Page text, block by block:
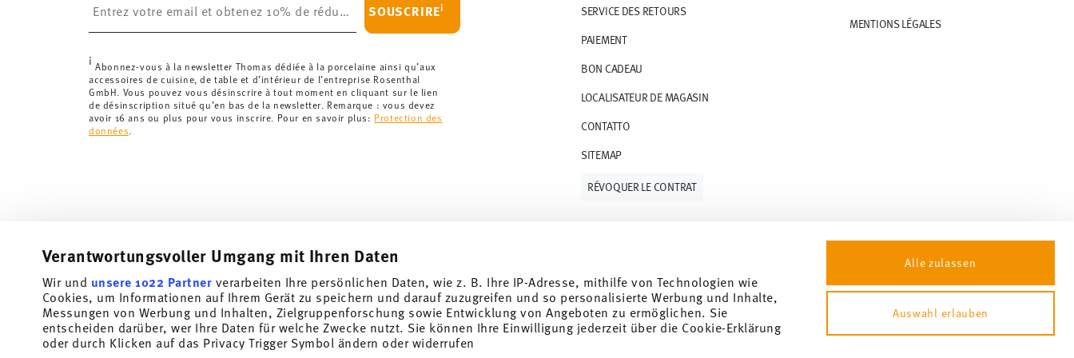
Verantwortungsvoller Umgang mit Ihren Daten
Wir und unsere 1022 Partner verarbeiten Ihre persönlichen Daten, wie z. B. Ihre IP-Adresse, mithilfe von Technologien wie
Cookies, um Informationen auf Ihrem Gerät zu speichern und darauf zuzugreifen und so personalisierte Werbung und Inhalte,
Messungen von Werbung und Inhalten, Zielgruppenforschung sowie Entwicklung von Angeboten zu ermöglichen. Sie
entscheiden darüber, wer Ihre Daten für welche Zwecke nutzt. Sie können Ihre Einwilligung jederzeit über die Cookie-Erklärung
oder durch Klicken auf das Privacy Trigger Symbol ändern oder widerrufen
Alle zulassen
Auswahl erlauben
Suisse :Les livraisons en Suisse sont gratuites à partir de 69,90 CHF. Pour toute commande
inférieure à 69,90 CHF, les frais de livraison s'élèvent à 36,90 CHF.
Délai de livraison en France :5-7 jours ouvrables pour les articles en stock. Vous pouvez consulter
les délais de livraison vers d'autres paysici .
Retours :Pour les retours, veuillez utiliser notreservice de retour.
SOUSCRIREi
i Abonnez-vous à la newsletter Thomas dédiée à la porcelaine ainsi qu’aux
accessoires de cuisine, de table et d’intérieur de l’entreprise Rosenthal
GmbH. Vous pouvez vous désinscrire à tout moment en cliquant sur le lien
de désinscription situé qu’en bas de la newsletter. Remarque : vous devez
avoir 16 ans ou plus pour vous inscrire. Pour en savoir plus: Protection des
données
SERVICE DES RETOURS
PAIEMENT
BON CADEAU
LOCALISATEUR DE MAGASIN
CONTATTO
SITEMAP
MENTIONS LÉGALES
RÉVOQUER LE CONTRAT
Abonnez-vous à notre newsletter et recevez une réduction de 10%!
Tiens-toi au courant des nouveautés, des tendances et des
offres spéciales.